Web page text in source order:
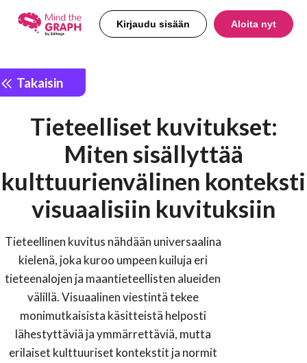
Kirjaudu sisään Aloita nyt
Takaisin
Tieteelliset kuvitukset:
Miten sisällyttää
kulttuurienvälinen konteksti
visuaalisiin kuvituksiin
Tieteellinen kuvitus nähdään universaalina
kielenä, joka kuroo umpeen kuiluja eri
tieteenalojen ja maantieteellisten alueiden
välillä. Visuaalinen viestintä tekee
monimutkaisista käsitteistä helposti
lähestyttäviä ja ymmärrettäviä, mutta
erilaiset kulttuuriset kontekstit ja normit